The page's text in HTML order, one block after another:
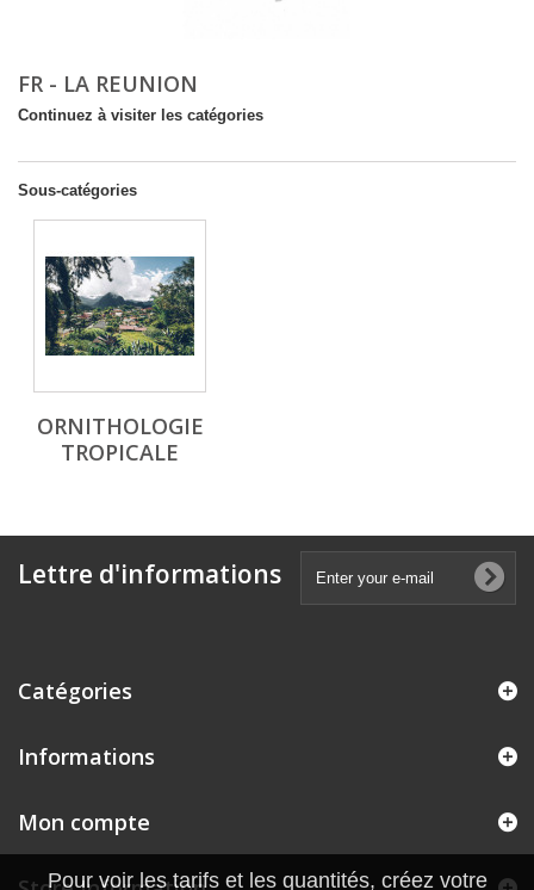
Pour voir les tarifs et les quantités, créez votre
FR - LA REUNION
Continuez à visiter les catégories
Sous-catégories
ORNITHOLOGIE
TROPICALE
Lettre d'informations
Catégories
Informations
Mon compte